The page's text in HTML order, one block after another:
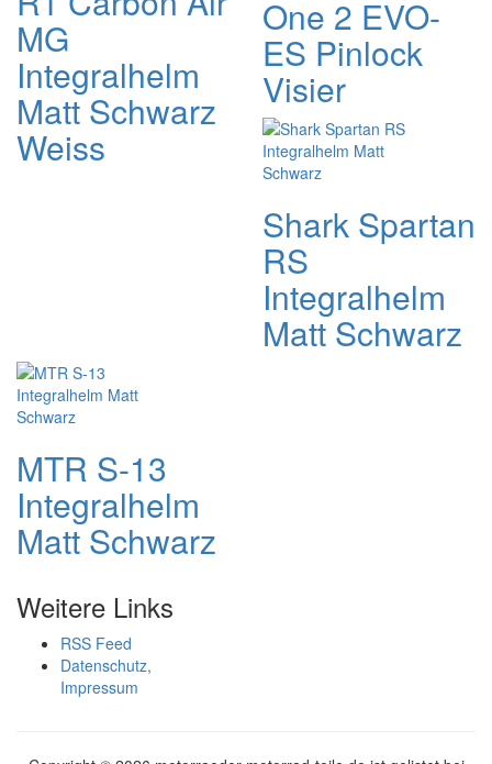
MG
Integralhelm
Matt Schwarz
Weiss
One 2 EVO-
ES Pinlock
Visier
Shark Spartan
RS
Integralhelm
Matt Schwarz
MTR S-13
Integralhelm
Matt Schwarz
Weitere Links
RSS Feed
Datenschutz,
Impressum